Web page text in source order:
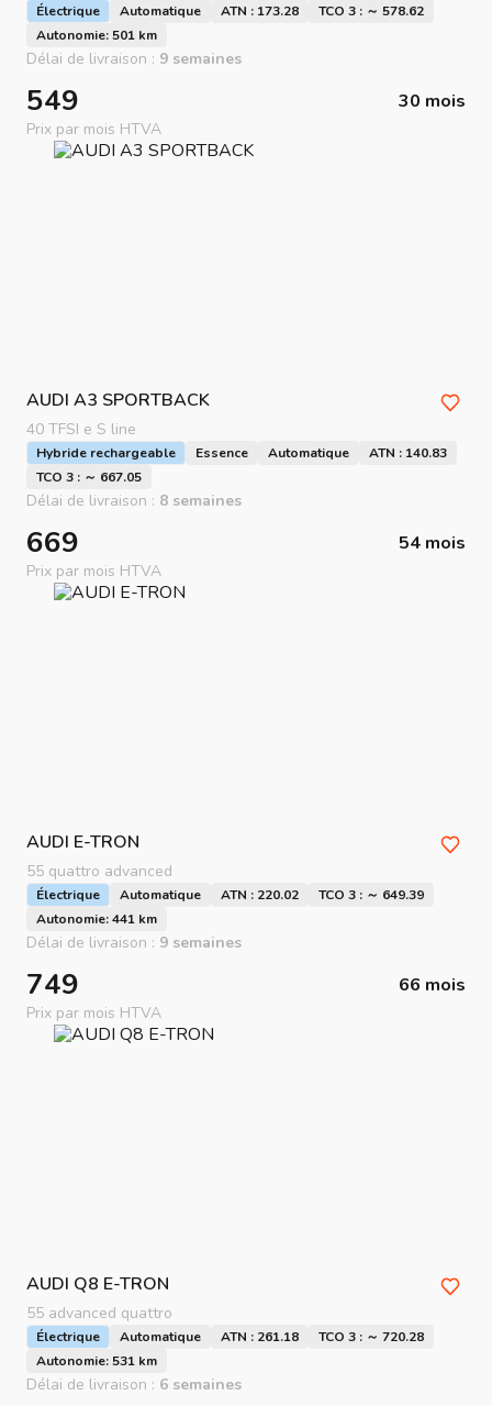
Électrique Automatique ATN : 173.28
TCO 3 : ～ 578.62
Autonomie: 501 km
Délai de livraison : 9 semaines
549 30 mois
Prix par mois HTVA
AUDI A3 SPORTBACK
40 TFSI e S line
Hybride rechargeable Essence Automatique
ATN : 140.83
TCO 3 : ～ 667.05
Délai de livraison : 8 semaines
669 54 mois
Prix par mois HTVA
AUDI E-TRON
55 quattro advanced
Électrique Automatique ATN : 220.02
TCO 3 : ～ 649.39
Autonomie: 441 km
Délai de livraison : 9 semaines
749 66 mois
Prix par mois HTVA
AUDI Q8 E-TRON
55 advanced quattro
Électrique Automatique ATN : 261.18
TCO 3 : ～ 720.28
Autonomie: 531 km
Délai de livraison : 6 semaines